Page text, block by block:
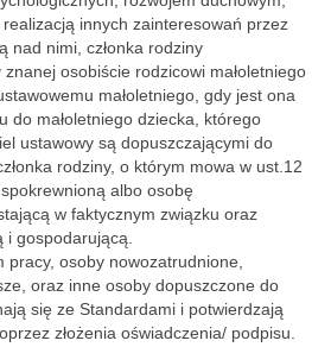
innych zainteresowań przez
nad nimi, członka rodziny
znanej osobiście rodzicowi małoletniego
małoletniego, gdy jest ona
do małoletniego dziecka, którego
ustawowy są dopuszczającymi do
rodziny, o którym mowa w ust.12
albo osobę
w faktycznym związku oraz
gospodarującą.
pracy, osoby nowozatrudnione,
oraz inne osoby dopuszczone do
się ze Standardami i potwierdzają
złożenia oświadczenia/ podpisu.